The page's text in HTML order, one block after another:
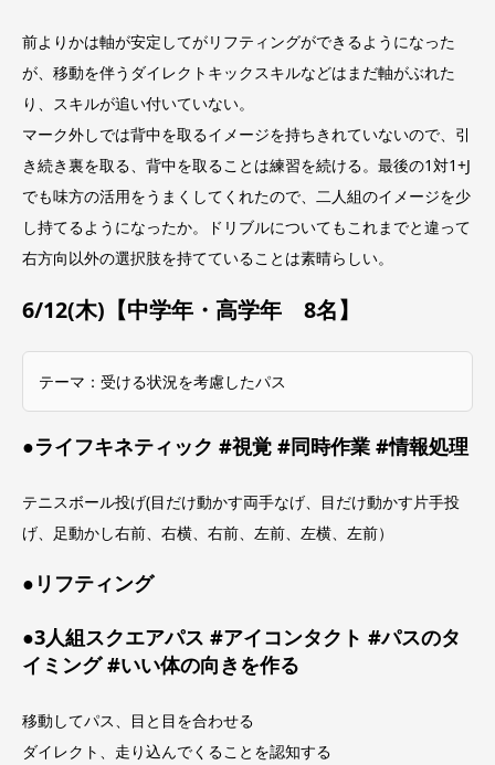
前よりかは軸が安定してがリフティングができるようになった
が、移動を伴うダイレクトキックスキルなどはまだ軸がぶれた
り、スキルが追い付いていない。
マーク外しでは背中を取るイメージを持ちきれていないので、引
き続き裏を取る、背中を取ることは練習を続ける。最後の1対1+J
でも味方の活用をうまくしてくれたので、二人組のイメージを少
し持てるようになったか。ドリブルについてもこれまでと違って
右方向以外の選択肢を持てていることは素晴らしい。
6/12(木)【中学年・高学年 8名】
テーマ：受ける状況を考慮したパス
●ライフキネティック #視覚 #同時作業 #情報処理
テニスボール投げ(目だけ動かす両手なげ、目だけ動かす片手投
げ、足動かし右前、右横、右前、左前、左横、左前）
●リフティング
●3人組スクエアパス #アイコンタクト #パスのタ
イミング #いい体の向きを作る
移動してパス、目と目を合わせる
ダイレクト、走り込んでくることを認知する